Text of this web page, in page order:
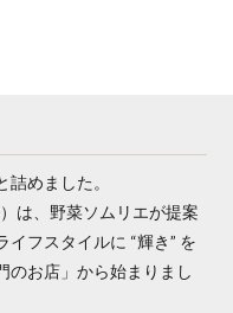
めました。
は、野菜ソムリエが提案
フスタイルに “輝き” を
のお店」から始まりまし